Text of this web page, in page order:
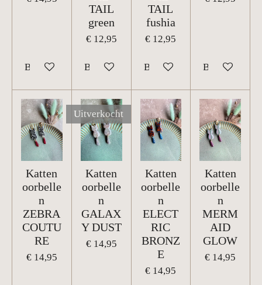
Bekijk details
TAIL
green
€ 12,95
Bekijk details
TAIL
fushia
€ 12,95
Bekijk details Bekijk details
Katten
oorbelle
n
ZEBRA
COUTU
RE
€ 14,95
Uitverkocht
Katten
oorbelle
n
GALAX
Y DUST
€ 14,95
Katten
oorbelle
n
ELECT
RIC
BRONZ
E
€ 14,95
Katten
oorbelle
n
MERM
AID
GLOW
€ 14,95